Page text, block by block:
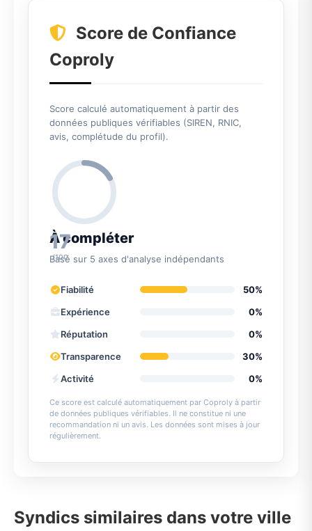
Score de Confiance
Coproly
Score calculé automatiquement à partir des
données publiques vérifiables (SIREN, RNIC,
avis, complétude du profil).
17
/100
À compléter
Basé sur 5 axes d'analyse indépendants
Fiabilité
50%
Expérience
0%
Réputation
0%
Transparence
30%
Activité
0%
Ce score est calculé automatiquement par Coproly à partir
de données publiques vérifiables. Il ne constitue ni une
recommandation ni un avis. Les données sont mises à jour
régulièrement.
Syndics similaires dans votre ville